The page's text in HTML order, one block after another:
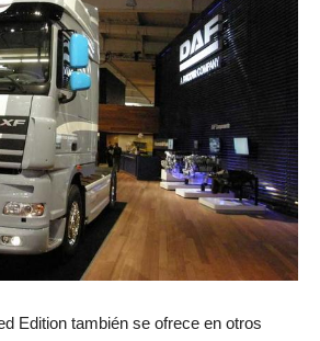
Edition también se ofrece en otros